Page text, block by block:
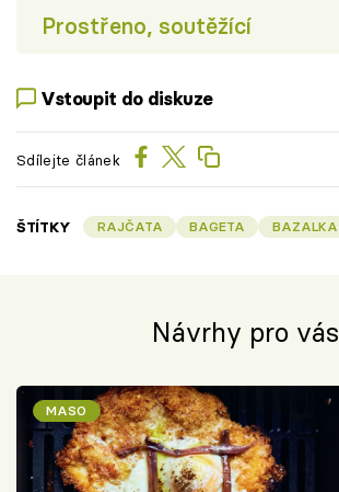
Prostřeno, soutěžící
Vstoupit do diskuze
Sdílejte článek
ŠTÍTKY RAJČATA BAGETA BAZALKA
Návrhy pro vás
MASO